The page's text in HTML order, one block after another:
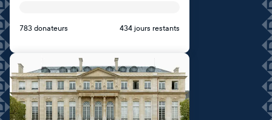
783 donateurs 434 jours restants